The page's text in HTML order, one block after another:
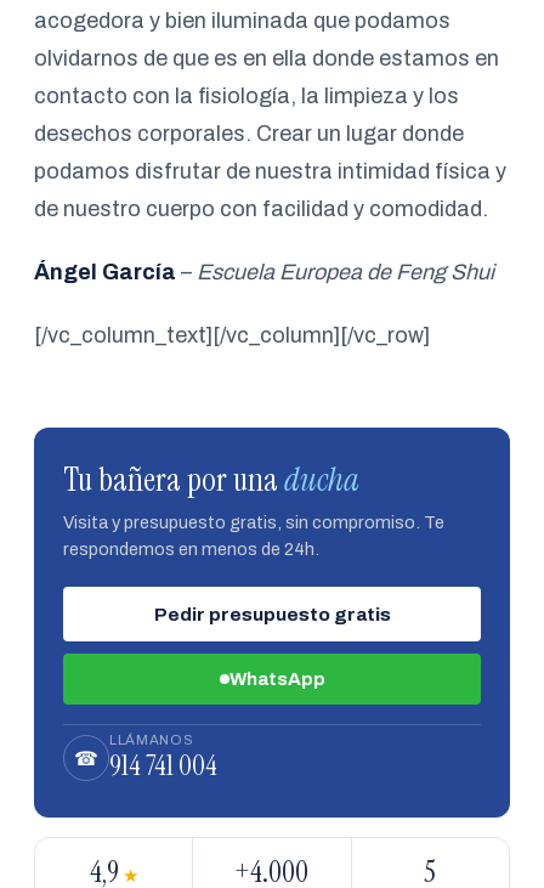
acogedora y bien iluminada que podamos
olvidarnos de que es en ella donde estamos en
contacto con la fisiología, la limpieza y los
desechos corporales. Crear un lugar donde
podamos disfrutar de nuestra intimidad física y
de nuestro cuerpo con facilidad y comodidad.
Ángel García – Escuela Europea de Feng Shui
[/vc_column_text][/vc_column][/vc_row]
Tu bañera por unaducha
Visita y presupuesto gratis, sin compromiso. Te
respondemos en menos de 24h.
Pedir presupuesto gratis
WhatsApp
☎
LLÁMANOS
914 741 004
4,9 ★ +4.000 5